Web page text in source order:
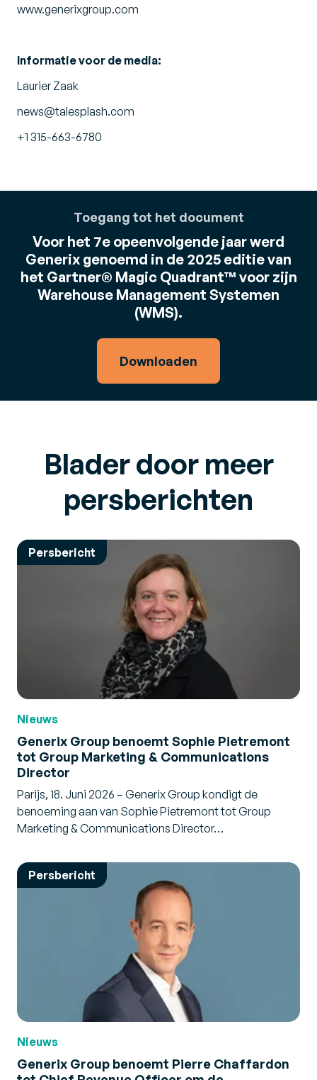
www.generixgroup.com
Informatie voor de media:
Laurier Zaak
news@talesplash.com
+1 315-663-6780
Toegang tot het document
Voor het 7e opeenvolgende jaar werd
Generix genoemd in de 2025 editie van
het Gartner® Magic Quadrant™ voor zijn
Warehouse Management Systemen
(WMS).
Downloaden
Blader door meer
persberichten
Persbericht
Nieuws
Generix Group benoemt Sophie Pietremont
tot Group Marketing & Communications
Director
Parijs, 18. Juni 2026 – Generix Group kondigt de
benoeming aan van Sophie Pietremont tot Group
Marketing & Communications Director…
Persbericht
Nieuws
Generix Group benoemt Pierre Chaffardon